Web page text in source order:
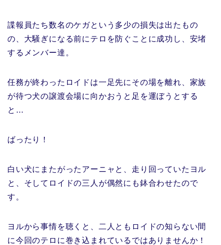
諜報員たち数名のケガという多少の損失は出たもの
の、大騒ぎになる前にテロを防ぐことに成功し、安堵
するメンバー達。
任務が終わったロイドは一足先にその場を離れ、家族
が待つ犬の譲渡会場に向かおうと足を運ぼうとする
と…
ばったり！
白い犬にまたがったアーニャと、走り回っていたヨル
と、そしてロイドの三人が偶然にも鉢合わせたので
す。
ヨルから事情を聴くと、二人ともロイドの知らない間
に今回のテロに巻き込まれているではありませんか！